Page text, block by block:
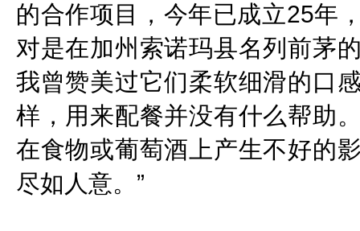
的合作项目，今年已成立25年
对是在加州索诺玛县名列前茅
我曾赞美过它们柔软细滑的口
样，用来配餐并没有什么帮助
在食物或葡萄酒上产生不好的
尽如人意。”